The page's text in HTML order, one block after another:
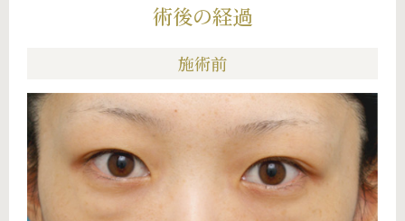
術後の経過
施術前